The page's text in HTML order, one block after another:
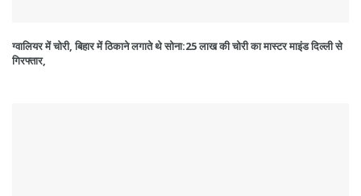
ग्वालियर में चोरी, बिहार में ठिकाने लगाते थे सोना:25 लाख की चोरी का मास्टर माइंड दिल्ली से
गिरफ्तार,